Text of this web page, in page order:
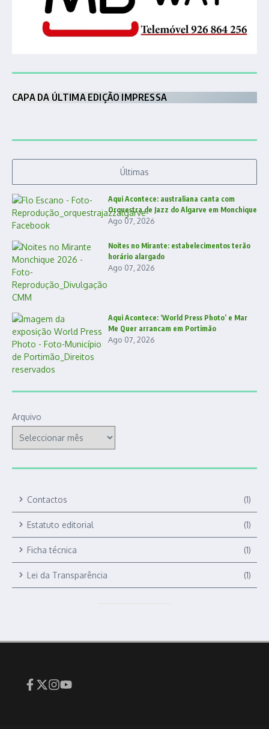
CAPA DA ÚLTIMA EDIÇÃO IMPRESSA
Últimas
Aqui Acontece: australiana canta com
Orquestra de Jazz do Algarve em Monchique
Ago 07, 2026
Noites no Mirante: estabelecimentos terão
horário alargado
Ago 07, 2026
Aqui Acontece: ‘World Press Photo’ e Mar
Me Quer arrancam em Portimão
Ago 07, 2026
Arquivo
Contactos (1)
Estatuto editorial (1)
Ficha técnica (1)
Lei da Transparência (1)